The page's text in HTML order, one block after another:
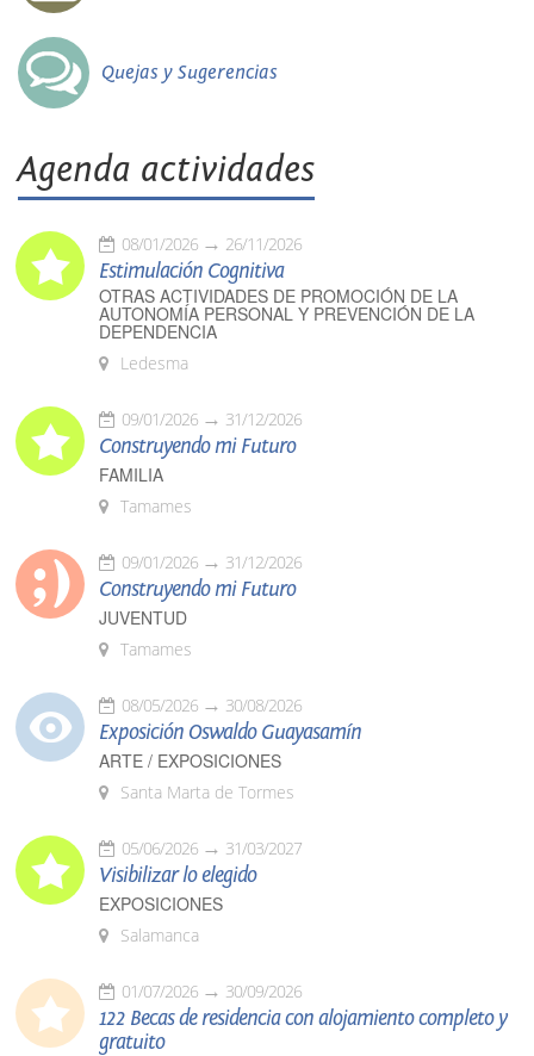
Quejas y Sugerencias
Agenda actividades
08/01/2026 26/11/2026
Estimulación Cognitiva
OTRAS ACTIVIDADES DE PROMOCIÓN DE LA
AUTONOMÍA PERSONAL Y PREVENCIÓN DE LA
DEPENDENCIA
Ledesma
09/01/2026 31/12/2026
Construyendo mi Futuro
FAMILIA
Tamames
09/01/2026 31/12/2026
Construyendo mi Futuro
JUVENTUD
Tamames
08/05/2026 30/08/2026
Exposición Oswaldo Guayasamín
ARTE / EXPOSICIONES
Santa Marta de Tormes
05/06/2026 31/03/2027
Visibilizar lo elegido
EXPOSICIONES
Salamanca
01/07/2026 30/09/2026
122 Becas de residencia con alojamiento completo y
gratuito